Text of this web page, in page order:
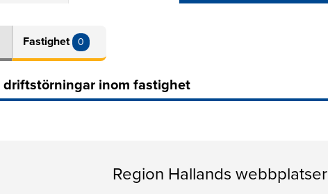
Fastighet 0
inom fastighet
Region Hallands webbplatser